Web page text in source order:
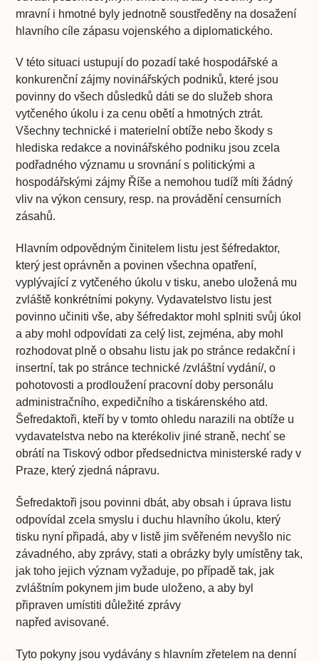
mravní i hmotné byly jednotně soustředěny na dosažení
hlavního cíle zápasu vojenského a diplomatického.
V této situaci ustupují do pozadí také hospodářské a
konkurenční zájmy novinářských podniků, které jsou
povinny do všech důsledků dáti se do služeb shora
vytčeného úkolu i za cenu obětí a hmotných ztrát.
Všechny technické i materielní obtíže nebo škody s
hlediska redakce a novinářského podniku jsou zcela
podřadného významu u srovnání s politickými a
hospodářskými zájmy Říše a nemohou tudíž míti žádný
vliv na výkon censury, resp. na provádění censurních
zásahů.
Hlavním odpovědným činitelem listu jest šéfredaktor,
který jest oprávněn a povinen všechna opatření,
vyplývající z vytčeného úkolu v tisku, anebo uložená mu
zvláště konkrétními pokyny. Vydavatelstvo listu jest
povinno učiniti vše, aby šéfredaktor mohl splniti svůj úkol
a aby mohl odpovídati za celý list, zejména, aby mohl
rozhodovat plně o obsahu listu jak po stránce redakční i
insertní, tak po stránce technické /zvláštní vydání/, o
pohotovosti a prodloužení pracovní doby personálu
administračního, expedičního a tiskárenského atd.
Šefredaktoři, kteří by v tomto ohledu narazili na obtíže u
vydavatelstva nebo na kterékoliv jiné straně, nechť se
obrátí na Tiskový odbor předsednictva ministerské rady v
Praze, který zjedná nápravu.
Šefredaktoři jsou povinni dbát, aby obsah i úprava listu
odpovídal zcela smyslu i duchu hlavního úkolu, který
tisku nyní připadá, aby v listě jim svěřeném nevyšlo nic
závadného, aby zprávy, stati a obrázky byly umístěny tak,
jak toho jejich význam vyžaduje, po případě tak, jak
zvláštním pokynem jim bude uloženo, a aby byl
připraven umístiti důležité zprávy
napřed avisované.
Tyto pokyny jsou vydávány s hlavním zřetelem na denní